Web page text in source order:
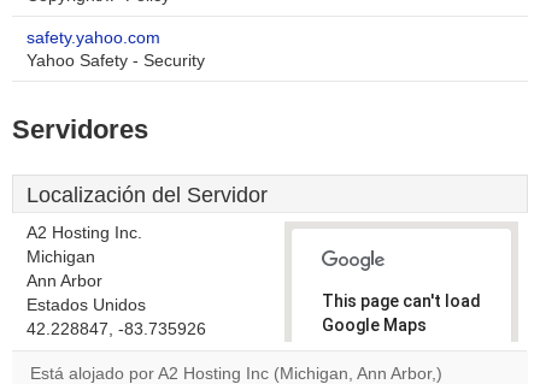
safety.yahoo.com
Yahoo Safety - Security
Servidores
Localización del Servidor
A2 Hosting Inc.
Michigan
Ann Arbor
Estados Unidos
42.228847, -83.735926
This page can't load
Google Maps
correctly.
Está alojado por A2 Hosting Inc (Michigan, Ann Arbor,)